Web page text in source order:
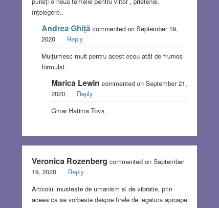
înțelegere..
Andrea Ghiţăcommented on September 19,
2020
Reply
Mulţumesc mult pentru acest ecou atât de frumos
formulat.
Marica Lewin commented on September 21,
2020
Reply
Gmar Hatima Tova
Veronica Rozenberg commented on September
19, 2020
Reply
Articolul musteste de umanism si de vibratie, prin
aceea ca se vorbeste despre firele de legatura aproape